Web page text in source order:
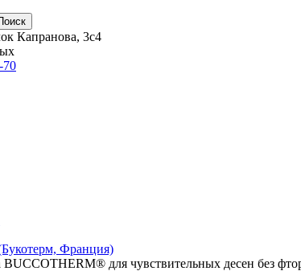
Капранова, 3с4
70
Франция)
BUCCOTHERM® для чувствительных десен без